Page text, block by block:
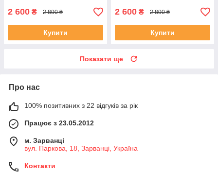
2 600 ₴ 2 800 ₴
Купити
2 600 ₴ 2 800 ₴
Купити
Показати ще
Про нас
100% позитивних з 22 відгуків за рік
Працює з 23.05.2012
м. Зарванці
вул. Паркова, 18, Зарванці, Україна
Контакти